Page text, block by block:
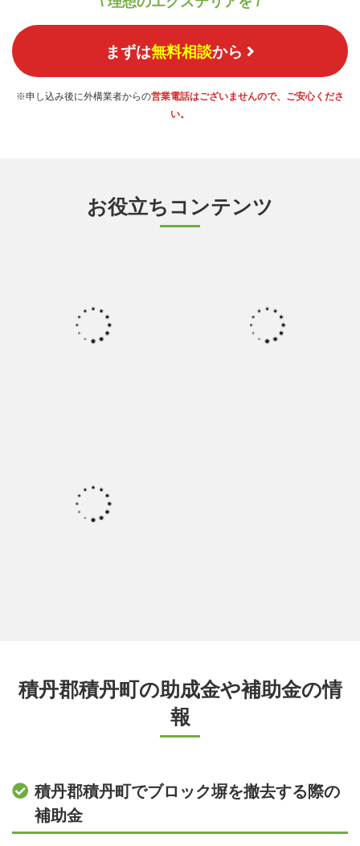
まずは無料相談から
※申し込み後に外構業者からの営業電話はございませんので、ご安心くださ
い。
お役立ちコンテンツ
積丹郡積丹町の助成金や補助金の情
報
積丹郡積丹町でブロック塀を撤去する際の
補助金